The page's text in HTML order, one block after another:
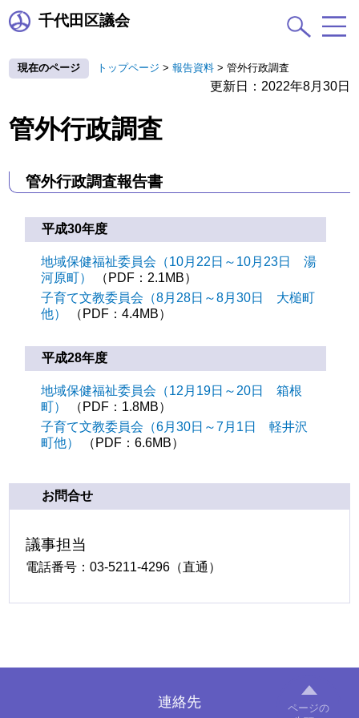
千代田区議会
現在のページ トップページ >報告資料 >管外行政調査
更新日：2022年8月30日
管外行政調査
管外行政調査報告書
平成30年度
地域保健福祉委員会（10月22日～10月23日 湯
河原町）
（PDF：2.1MB）
子育て文教委員会（8月28日～8月30日 大槌町
他）
（PDF：4.4MB）
平成28年度
地域保健福祉委員会（12月19日～20日 箱根
町）
（PDF：1.8MB）
子育て文教委員会（6月30日～7月1日 軽井沢
町他）
（PDF：6.6MB）
お問合せ
議事担当
電話番号：03-5211-4296（直通）
ページの
連絡先